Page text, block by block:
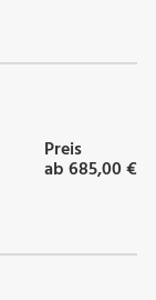
Preis
ab 685,00 €